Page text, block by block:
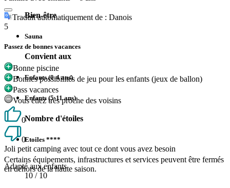
Bien-être
Sauna
Convient aux
Enfants (0-4 ans)
Enfants (5-11 ans)
Nombre d'étoiles
Etoiles ****
Certains équipements, infrastructures et services peuvent être fermés
en dehors de la haute saison.
Traduit automatiquement de : Danois
5
Passez de bonnes vacances
Bonne piscine
Bonnes possibilités de jeu pour les enfants (jeux de ballon)
Pass vacances
Vous étiez très proche des voisins
0
0
Joli petit camping avec tout ce dont vous avez besoin
Adapté aux enfants
10 / 10